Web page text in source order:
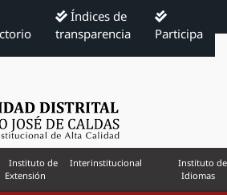
Índices de
transparencia
Participa
Instituto de
Extensión
Interinstitucional
Instituto de
Idiomas